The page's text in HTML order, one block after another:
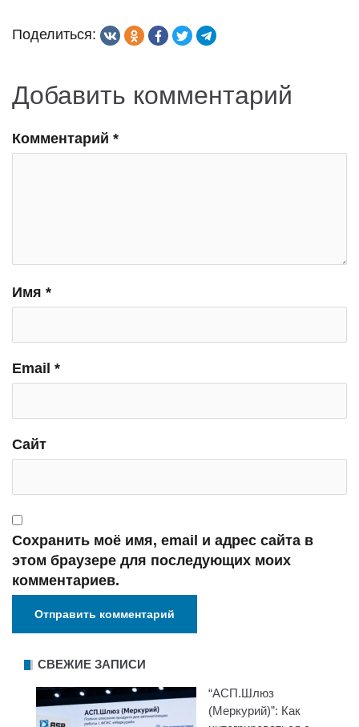
Поделиться:
Добавить комментарий
Комментарий *
Имя *
Email *
Сайт
Сохранить моё имя, email и адрес сайта в
этом браузере для последующих моих
комментариев.
СВЕЖИЕ ЗАПИСИ
“АСП.Шлюз
(Меркурий)”: Как